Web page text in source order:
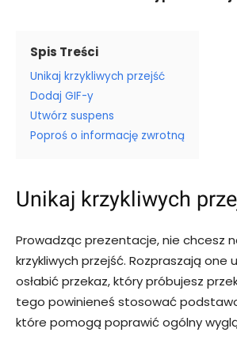
Spis Treści
Unikaj krzykliwych przejść
Dodaj GIF-y
Utwórz suspens
Poproś o informację zwrotną
Unikaj krzykliwych
Prowadząc prezentacje, nie chcesz
krzykliwych przejść. Rozpraszają one
osłabić przekaz, który próbujesz
tego powinieneś stosować
które pomogą poprawić ogólny